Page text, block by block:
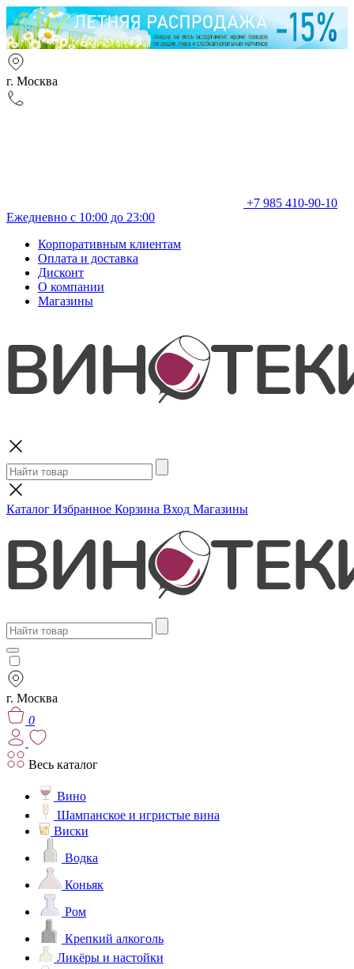
г. Москва
+7 985 410-90-10
Ежедневно с 10:00 до 23:00
Корпоративным клиентам
Оплата и доставка
Дисконт
О компании
Магазины
Каталог Избранное Корзина Вход Магазины
г. Москва
0
Весь каталог
Вино
Шампанское и игристые вина
Виски
Водка
Коньяк
Ром
Крепкий алкоголь
Ликёры и настойки